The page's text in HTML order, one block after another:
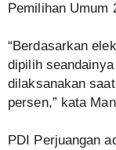
Pemilihan Umum
“Berdasarkan
dipilih
dilaksanakan
persen,” kata
PDI Perjuangan